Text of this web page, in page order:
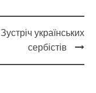
Зустріч українських
сербістів